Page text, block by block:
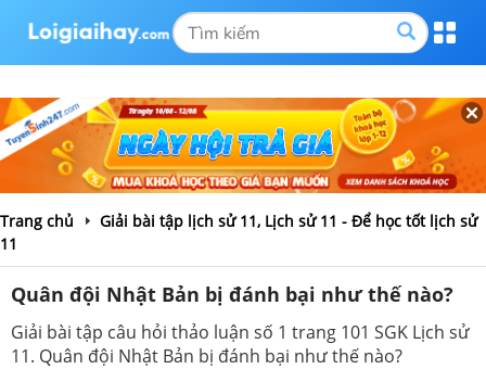
Trang chủ
Giải bài tập lịch sử 11, Lịch sử 11 - Để học tốt lịch sử
11
Quân đội Nhật Bản bị đánh bại như thế nào?
Giải bài tập câu hỏi thảo luận số 1 trang 101 SGK Lịch sử
11. Quân đội Nhật Bản bị đánh bại như thế nào?